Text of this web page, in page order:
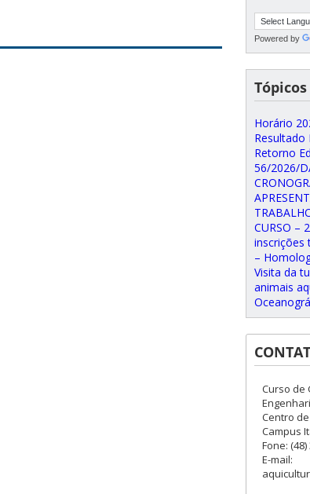
Powered by
Horário
Resultado
Retorno
56/2026/
CURSO –
inscrições
–
Visita da
animais
Curso de
Centro
Campus
Fone:
E-mail: